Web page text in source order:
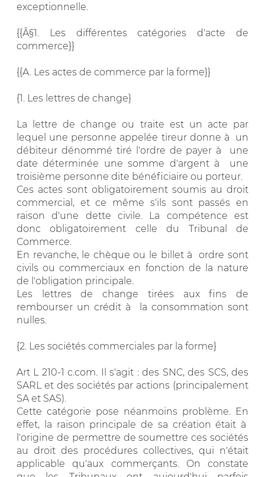
exceptionnelle.
{{Â§1. Les différentes catégories d'acte de
commerce}}
{{A. Les actes de commerce par la forme}}
{1. Les lettres de change}
La lettre de change ou traite est un acte par
lequel une personne appelée tireur donne à un
débiteur dénommé tiré l'ordre de payer à une
date déterminée une somme d'argent à une
troisième personne dite bénéficiaire ou porteur.
Ces actes sont obligatoirement soumis au droit
commercial, et ce même s'ils sont passés en
raison d'une dette civile. La compétence est
donc obligatoirement celle du Tribunal de
Commerce.
En revanche, le chèque ou le billet à ordre sont
civils ou commerciaux en fonction de la nature
de l'obligation principale.
Les lettres de change tirées aux fins de
rembourser un crédit à la consommation sont
nulles.
{2. Les sociétés commerciales par la forme}
Art L 210-1 c.com. Il s'agit : des SNC, des SCS, des
SARL et des sociétés par actions (principalement
SA et SAS).
Cette catégorie pose néanmoins problème. En
effet, la raison principale de sa création était à
l'origine de permettre de soumettre ces sociétés
au droit des procédures collectives, qui n'était
applicable qu'aux commerçants. On constate